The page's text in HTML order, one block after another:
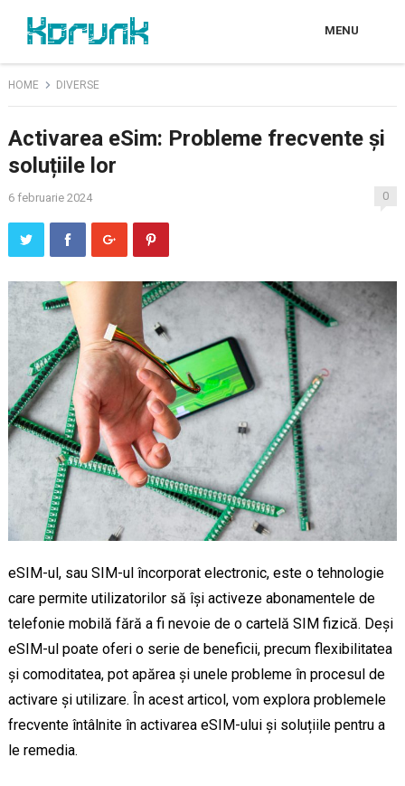
MENU
HOME DIVERSE
Activarea eSim: Probleme frecvente și
soluțiile lor
6 februarie 2024 0
eSIM-ul, sau SIM-ul încorporat electronic, este o tehnologie
care permite utilizatorilor să își activeze abonamentele de
telefonie mobilă fără a fi nevoie de o cartelă SIM fizică. Deși
eSIM-ul poate oferi o serie de beneficii, precum flexibilitatea
și comoditatea, pot apărea și unele probleme în procesul de
activare și utilizare. În acest articol, vom explora problemele
frecvente întâlnite în activarea eSIM-ului și soluțiile pentru a
le remedia.